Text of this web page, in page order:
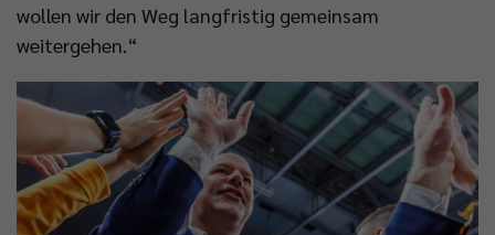
wollen wir den Weg langfristig gemeinsam
weitergehen.“